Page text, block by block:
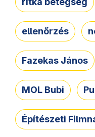
ellenőrzés
Fazekas János
MOL Bubi
Építészeti